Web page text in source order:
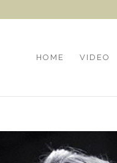
HOME VIDEO